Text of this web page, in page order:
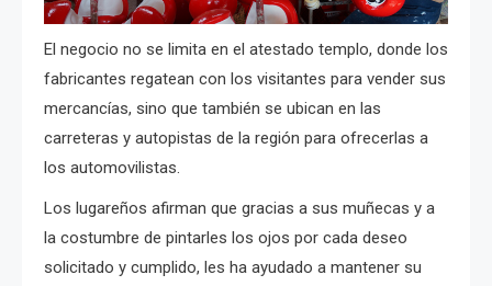
El negocio no se limita en el atestado templo, donde los
fabricantes regatean con los visitantes para vender sus
mercancías, sino que también se ubican en las
carreteras y autopistas de la región para ofrecerlas a
los automovilistas.
Los lugareños afirman que gracias a sus muñecas y a
la costumbre de pintarles los ojos por cada deseo
solicitado y cumplido, les ha ayudado a mantener su